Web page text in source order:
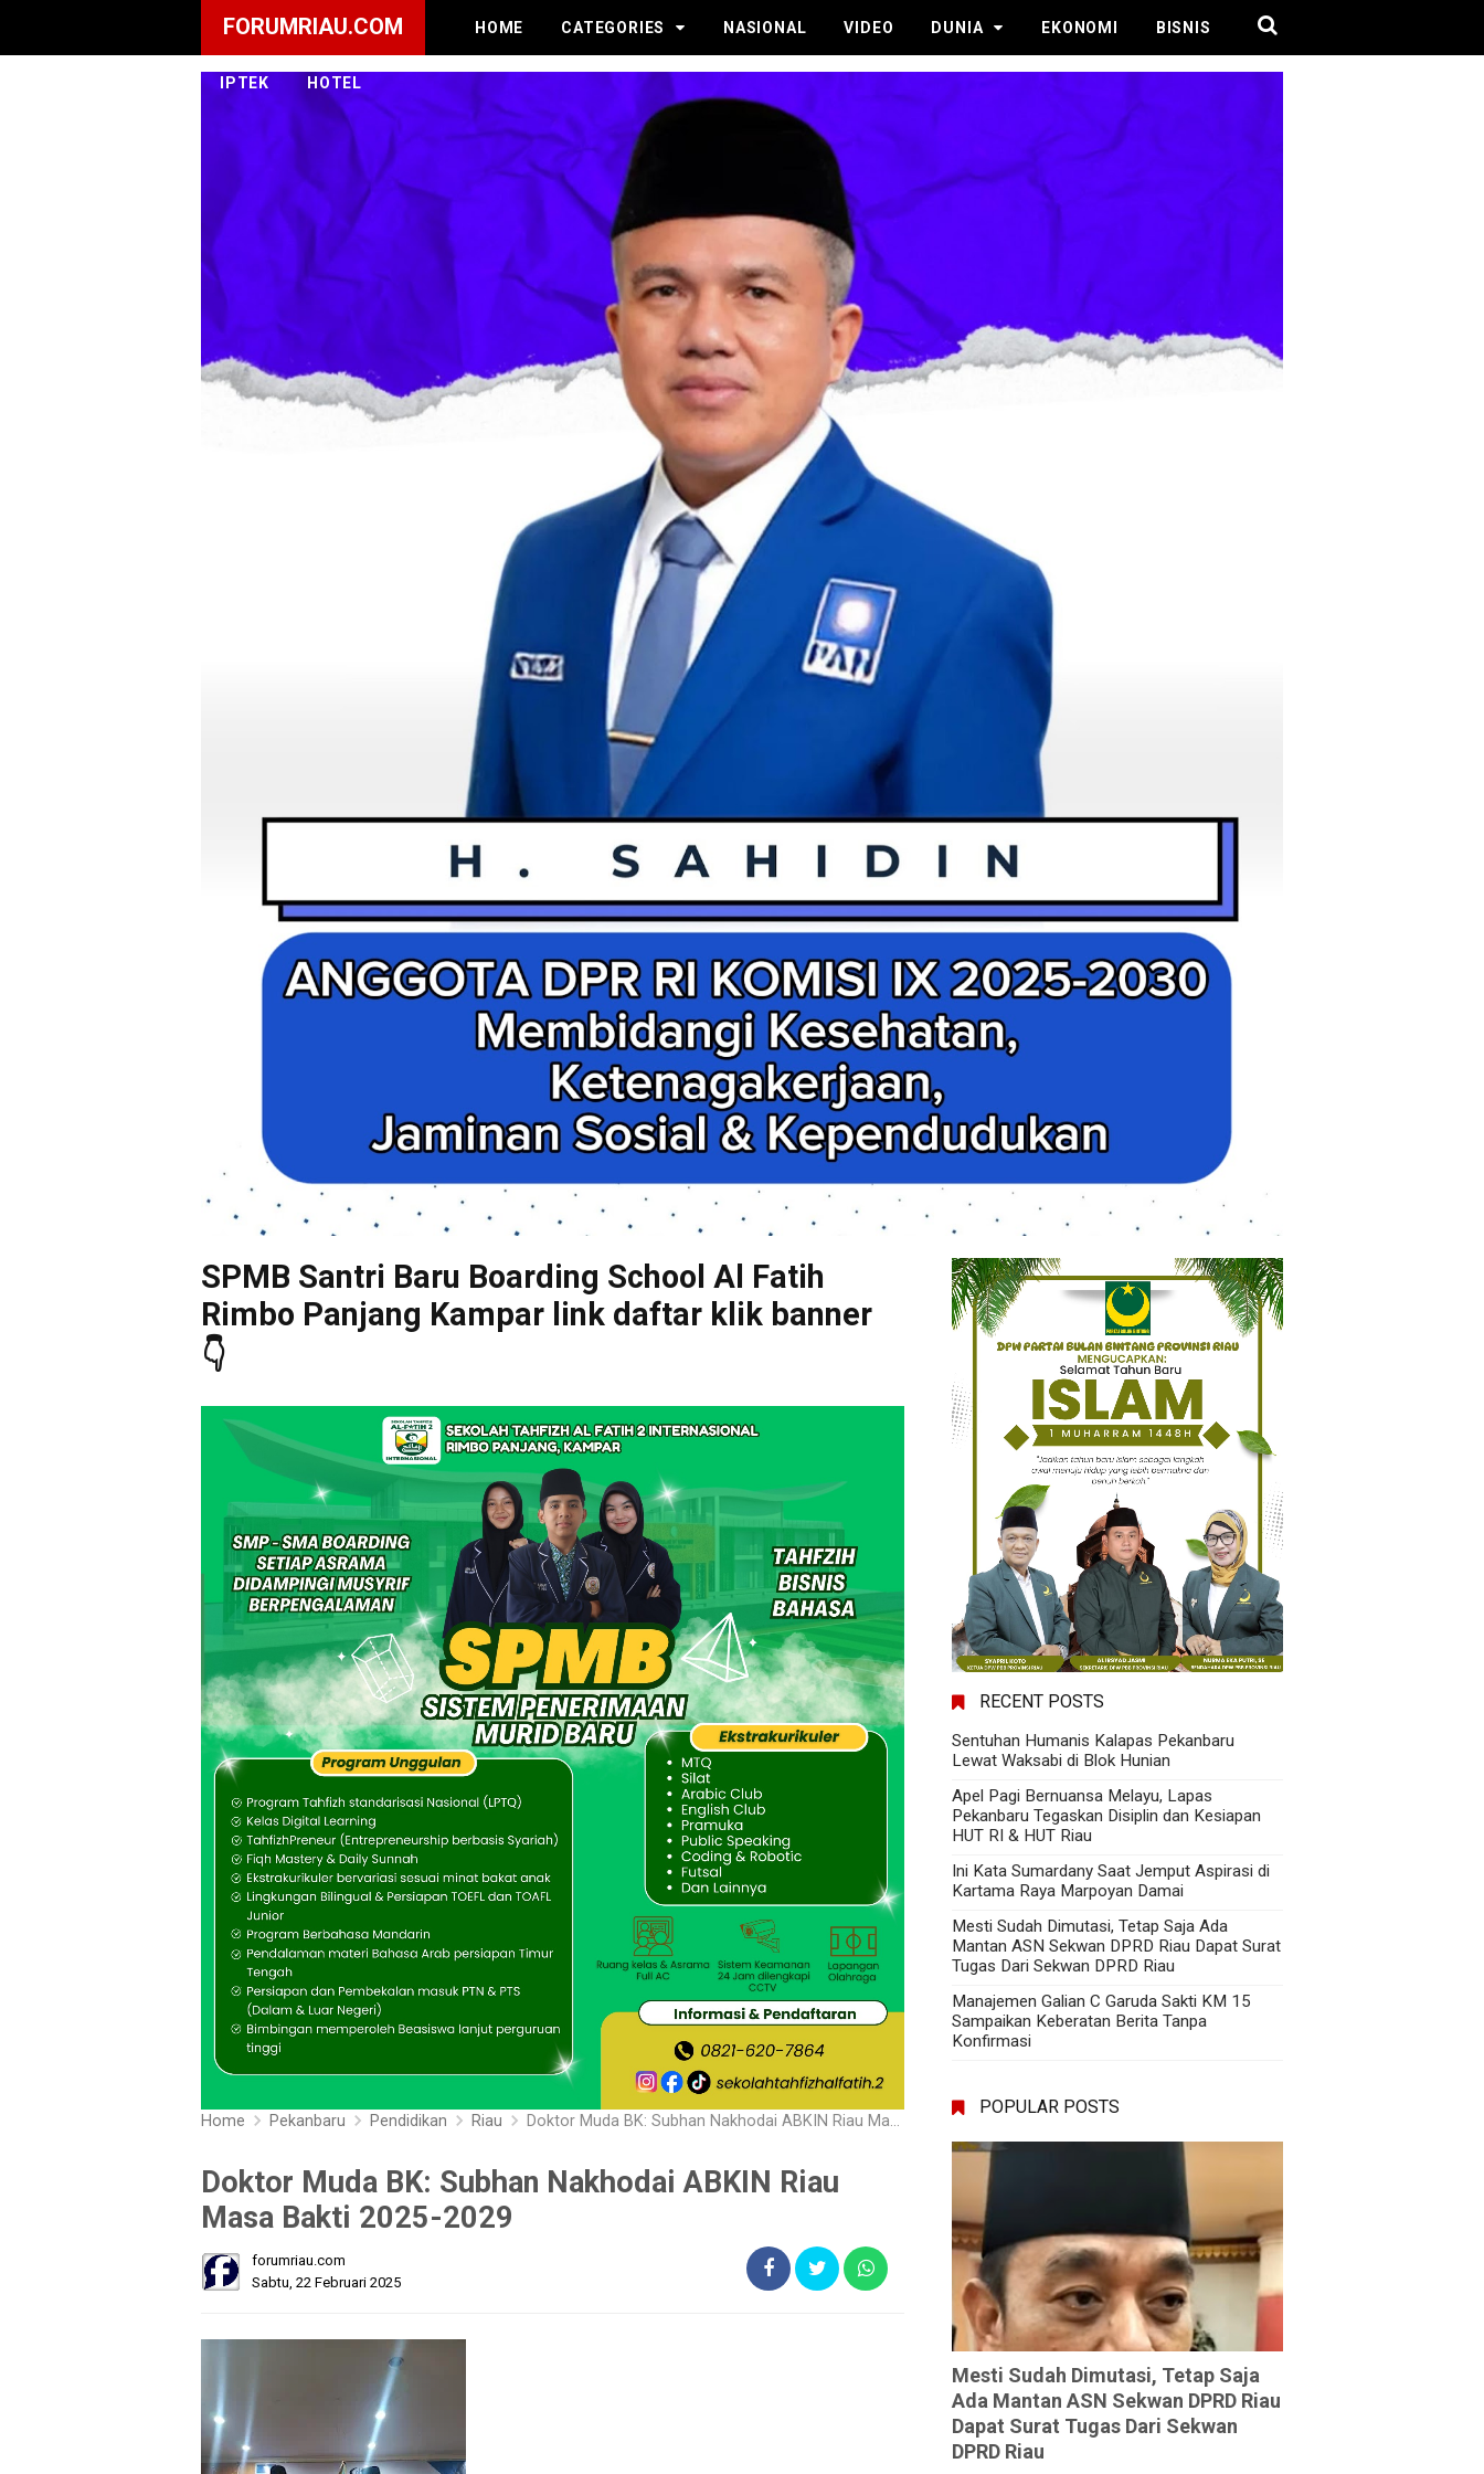
FORUMRIAU.COM HOME CATEGORIES NASIONAL VIDEO DUNIA EKONOMI BISNIS
IPTEK HOTEL
SPMB Santri Baru Boarding School Al Fatih
Rimbo Panjang Kampar link daftar klik banner
👇
Home Pekanbaru Pendidikan Riau Doktor Muda BK: Subhan Nakhodai ABKIN Riau Masa Bakti 2025-2029
Doktor Muda BK: Subhan Nakhodai ABKIN Riau
Masa Bakti 2025-2029
forumriau.com
Sabtu, 22 Februari 2025
RECENT POSTS
Sentuhan Humanis Kalapas Pekanbaru
Lewat Waksabi di Blok Hunian
Apel Pagi Bernuansa Melayu, Lapas
Pekanbaru Tegaskan Disiplin dan Kesiapan
HUT RI & HUT Riau
Ini Kata Sumardany Saat Jemput Aspirasi di
Kartama Raya Marpoyan Damai
Mesti Sudah Dimutasi, Tetap Saja Ada
Mantan ASN Sekwan DPRD Riau Dapat Surat
Tugas Dari Sekwan DPRD Riau
Manajemen Galian C Garuda Sakti KM 15
Sampaikan Keberatan Berita Tanpa
Konfirmasi
POPULAR POSTS
Mesti Sudah Dimutasi, Tetap Saja
Ada Mantan ASN Sekwan DPRD Riau
Dapat Surat Tugas Dari Sekwan
DPRD Riau